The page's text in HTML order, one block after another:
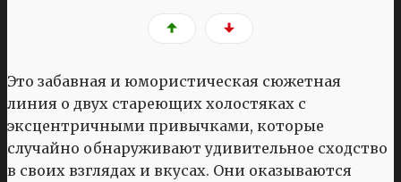
Это забавная и юмористическая сюжетная
линия о двух стареющих холостяках с
эксцентричными привычками, которые
случайно обнаруживают удивительное сходство
в своих взглядах и вкусах. Они оказываются